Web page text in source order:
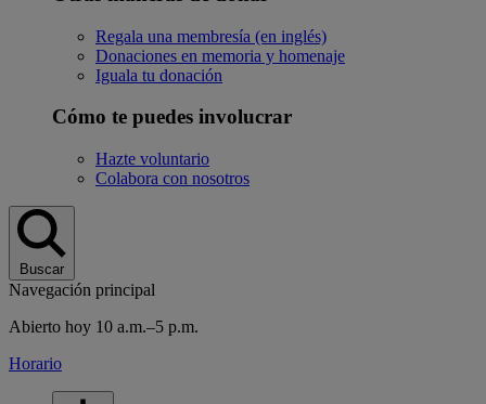
Regala una membresía (en inglés)
Donaciones en memoria y homenaje
Iguala tu donación
Cómo te puedes involucrar
Hazte voluntario
Colabora con nosotros
Buscar
Navegación principal
Abierto hoy 10 a.m.–5 p.m.
Horario